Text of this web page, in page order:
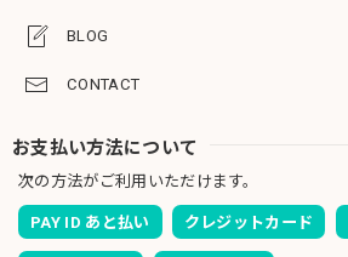
BLOG
CONTACT
お支払い方法について
次の方法がご利用いただけます。
PAY ID あと払い クレジットカード